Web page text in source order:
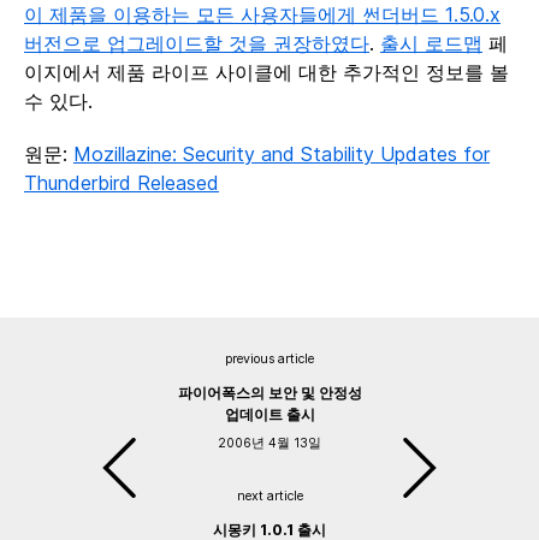
이 제품을 이용하는 모든 사용자들에게 썬더버드 1.5.0.x
버전으로 업그레이드할 것을 권장하였다. 출시 로드맵 페
이지에서 제품 라이프 사이클에 대한 추가적인 정보를 볼
수 있다.
원문: Mozillazine: Security and Stability Updates for
Thunderbird Released
previous article
파이어폭스의 보안 및 안정성
업데이트 출시
2006년 4월 13일
next article
시몽키 1.0.1 출시